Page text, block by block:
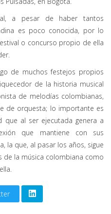
a pesar de haber tantos
es poco conocida, por lo
o concurso propio de ella
de muchos festejos propios
de la historia musical
de melodías colombianas,
de orquesta; lo importante es
que al ser ejecutada genera a
que mantiene con sus
la que, al pasar los años, sigue
de la música colombiana como